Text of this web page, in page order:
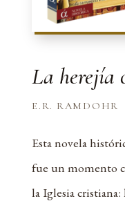
La herejía
E.R. RAMDOHR
Esta novela
fue un momento
la Iglesia